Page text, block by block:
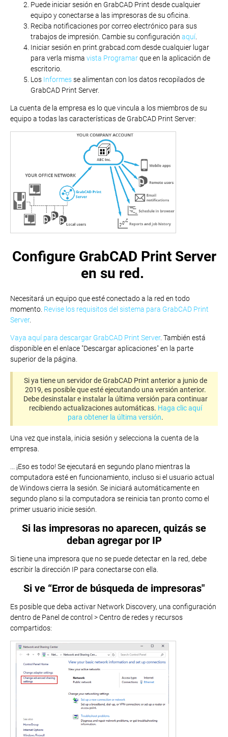
Puede iniciar sesión en GrabCAD Print desde cualquier
equipo y conectarse a las impresoras de su oficina.
Reciba notificaciones por correo electrónico para sus
trabajos de impresión. Cambie su configuración aquí
Iniciar sesión en print.grabcad.com desde cualquier lugar
para verla misma vista Programarque en la aplicación de
escritorio.
Los Informesse alimentan con los datos recopilados de
GrabCAD Print Server.
La cuenta de la empresa es lo que vincula a los miembros de su
equipo a todas las características de GrabCAD Print Server:
Configure GrabCAD Print Server
en su red.
Necesitará un equipo que esté conectado a la red en todo
momento. Revise los requisitos del sistema para GrabCAD Print
Server.
Vaya aquí para descargar GrabCAD Print Server. También está
disponible en el enlace "Descargar aplicaciones" en la parte
superior de la página.
Si ya tiene un servidor de GrabCAD Print anterior a junio de
2019, es posible que esté ejecutando una versión anterior.
Debe desinstalar e instalar la última versión para continuar
recibiendo actualizaciones automáticas. Haga clic aquí
para obtener la última versión.
Una vez que instala, inicia sesión y selecciona la cuenta de la
empresa.
... ¡Eso es todo! Se ejecutará en segundo plano mientras la
computadora esté en funcionamiento, incluso si el usuario actual
de Windows cierra la sesión. Se iniciará automáticamente en
segundo plano si la computadora se reinicia tan pronto como el
primer usuario inicie sesión.
Si las impresoras no aparecen, quizás se
deban agregar por IP
Si tiene una impresora que no se puede detectar en la red, debe
escribir la dirección IP para conectarse con ella.
Si ve “Error de búsqueda de impresoras"
Es posible que deba activar Network Discovery, una configuración
dentro de Panel de control > Centro de redes y recursos
compartidos: